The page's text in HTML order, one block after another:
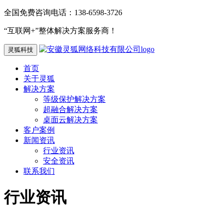
全国免费咨询电话：138-6598-3726
“互联网+”整体解决方案服务商！
灵狐科技
首页
关于灵狐
解决方案
等级保护解决方案
超融合解决方案
桌面云解决方案
客户案例
新闻资讯
行业资讯
安全资讯
联系我们
行业资讯